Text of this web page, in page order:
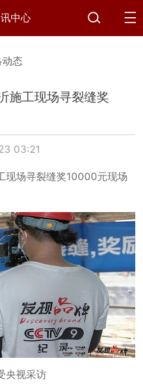
中心
态
施工现场寻裂缝奖
03:21
现场寻裂缝奖10000元现场
央视采访